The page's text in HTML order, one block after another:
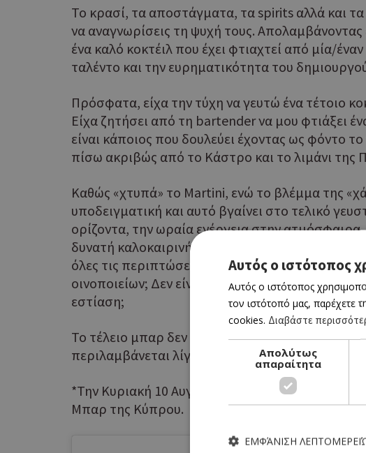
Το κρασί, τα αποστάγματα, τα spirits αλλά και
να αναγνωρίσεις τη ψυχή τους.
ένα καλό κοκτέιλ που έχει φτιαχτεί από μία/
ταλέντο και την ευρηματικότητα του
Πρόσφατα, είχα την τύχη να γευτώ ένα τέτοιο
Είχα ζητήσει από τη bartender να μου φτιάξει
είναι κάποιος που δουλεύει έχοντας ως φόντο
πίσω ακριβώς από το Κάστρο και το λιμάνι της
Καθώς «χτυπά» το Martini, ενώ το βλέμμα της
υποδειγματική και αυτό βγαίνει στο τελικό
ορίζοντα, την ωραία ενέργεια στην
δυνατή καλοκαιρινή εμπειρία, καρφώνοντας
όλες τις περιπτώσεις; Δεν είναι η ψυχή που
οινοποιείων; Δεν είναι η ψυχή των ανθρώπων
εστίαση;
Το τέλειο μπαρ δεν υπάρχει, η ιδανική συνθήκη
περιλαμβάνεται λίγη ψυχή.
*Την Κυριακή 10 Αυγούστου 2025 κυκλοφορεί
Μπαρ της Κύπρου.
Αυτός ο ιστότοπος
Αυτός ο ιστότοπος
τον ιστότοπό μας, παρέχετε
cookies. Διαβάστε
Απολύτως
απαραίτητα
ΕΜΦΆΝΙΣΗ